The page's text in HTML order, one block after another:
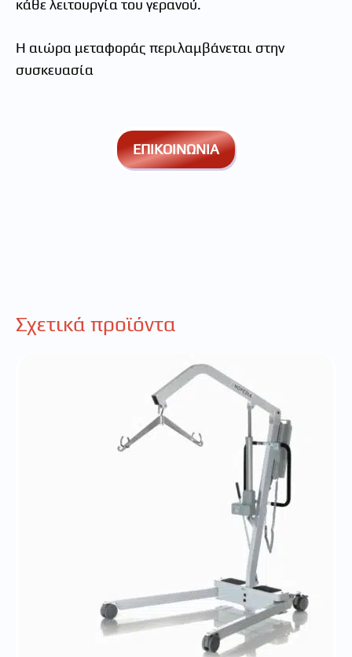
κάθε λειτουργία του γερανού.
Η αιώρα μεταφοράς περιλαμβάνεται στην
συσκευασία
ΕΠΙΚΟΙΝΩΝΙΑ
Σχετικά προϊόντα